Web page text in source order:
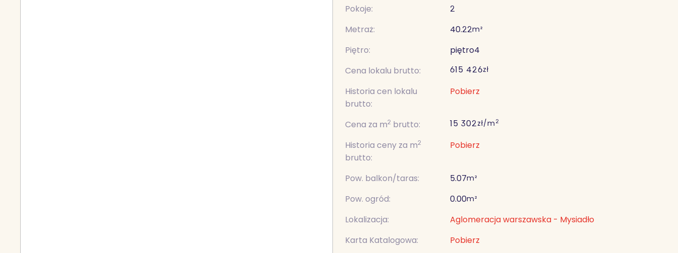
Pokoje:
2
Metraż:
40.22m²
Piętro: piętro4
Cena lokalu brutto:
615 426zł
Historia cen lokalu
brutto:
Pobierz
Cena za m2 brutto: 15 302zł/m 2
Historia ceny za m2
brutto:
Pobierz
Pow. balkon/taras: 5.07m²
Pow. ogród: 0.00m²
Lokalizacja:
Aglomeracja warszawska - Mysiadło
Karta Katalogowa:
Pobierz